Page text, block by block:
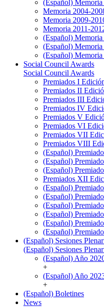
(Español)
Memoria 2004-
Memoria 2009-
Memoria 2011-
(Español)
(Español)
(Español)
Social Council Awards
Social Council Awards
Premiados I
Premiados II
Premiados III
Premiados IV
Premiados V
Premiados VI
Premiados VII
Premiados VIII
(Español)
(Español)
(Español)
Premiados XII
(Español)
(Español)
(Español)
(Español)
(Español)
(Español)
(Español) Sesiones
(Español) Sesiones
(Español) Año
+
(Español) Año
+
(Español) Boletines
News